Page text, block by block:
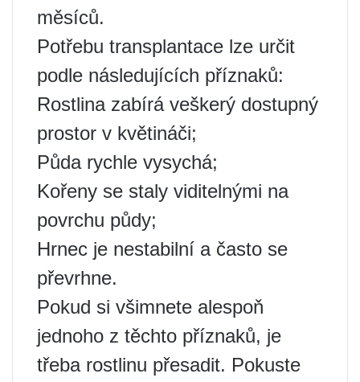
měsíců.
Potřebu transplantace lze určit
podle následujících příznaků:
Rostlina zabírá veškerý dostupný
prostor v květináči;
Půda rychle vysychá;
Kořeny se staly viditelnými na
povrchu půdy;
Hrnec je nestabilní a často se
převrhne.
Pokud si všimnete alespoň
jednoho z těchto příznaků, je
třeba rostlinu přesadit. Pokuste